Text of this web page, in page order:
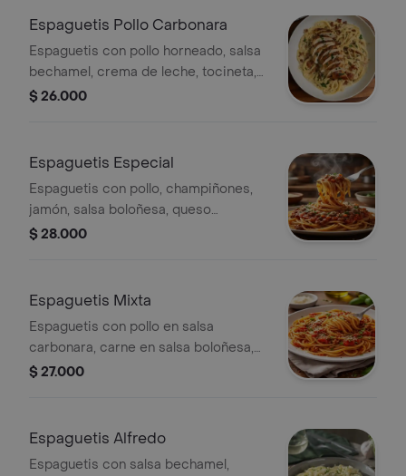
Espaguetis Pollo Carbonara
Espaguetis con pollo horneado, salsa
bechamel, crema de leche, tocineta,
queso parmesano y pan.
$ 26.000
Espaguetis Especial
Espaguetis con pollo, champiñones,
jamón, salsa boloñesa, queso
mozzarella y pan.
$ 28.000
Espaguetis Mixta
Espaguetis con pollo en salsa
carbonara, carne en salsa boloñesa,
queso mozzarella y pan de ajo.
$ 27.000
Espaguetis Alfredo
Espaguetis con salsa bechamel,